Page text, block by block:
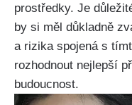
prostředky. Je
by si měl důkladně
a rizika spojená s
rozhodnout nejlepší
budoucnost.